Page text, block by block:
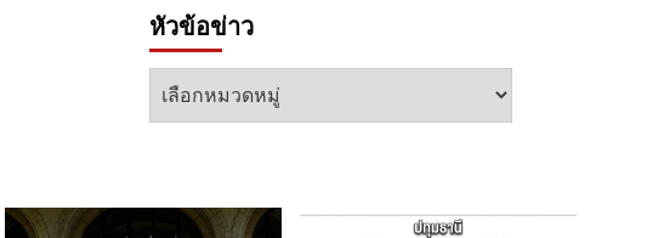
หัวข้อข่าว
หัวข้อ